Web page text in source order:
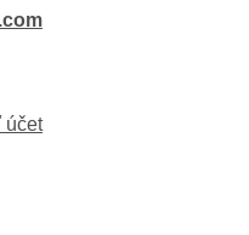
účet